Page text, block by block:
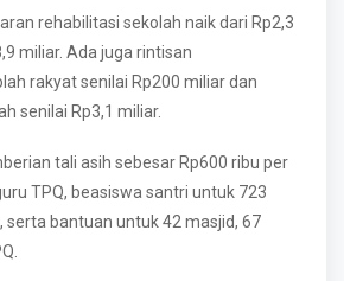
rehabilitasi sekolah naik dari Rp2,3
miliar. Ada juga rintisan
rakyat senilai Rp200 miliar dan
senilai Rp3,1 miliar.
tali asih sebesar Rp600 ribu per
TPQ, beasiswa santri untuk 723
bantuan untuk 42 masjid, 67